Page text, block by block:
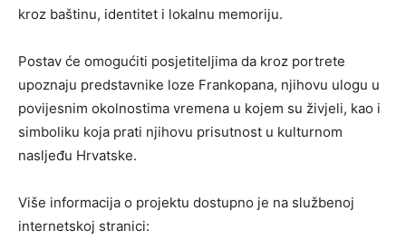
kroz baštinu, identitet i lokalnu memoriju.
Postav će omogućiti posjetiteljima da kroz portrete
upoznaju predstavnike loze Frankopana, njihovu ulogu u
povijesnim okolnostima vremena u kojem su živjeli, kao i
simboliku koja prati njihovu prisutnost u kulturnom
nasljeđu Hrvatske.
Više informacija o projektu dostupno je na službenoj
internetskoj stranici: